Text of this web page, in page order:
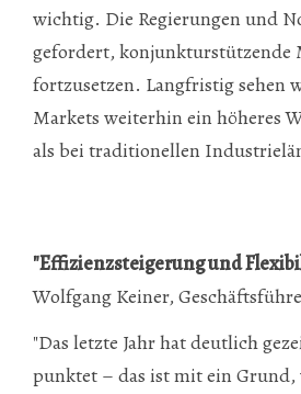
wichtig. Die Regierungen und
gefordert, konjunkturstützende
fortzusetzen. Langfristig sehen
Markets weiterhin ein höheres
als bei traditionellen
"Effizienzsteigerung und
Wolfgang Keiner,
"Das letzte Jahr hat deutlich
punktet – das ist mit ein Grund,